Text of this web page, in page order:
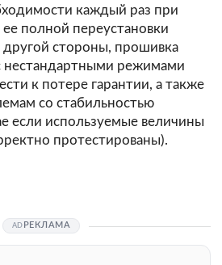
каждый раз при
полной переустановки
другой стороны, прошивка
нестандартными режимами
к потере гарантии, а также
со стабильностью
если используемые величины
протестированы).
РЕКЛАМА